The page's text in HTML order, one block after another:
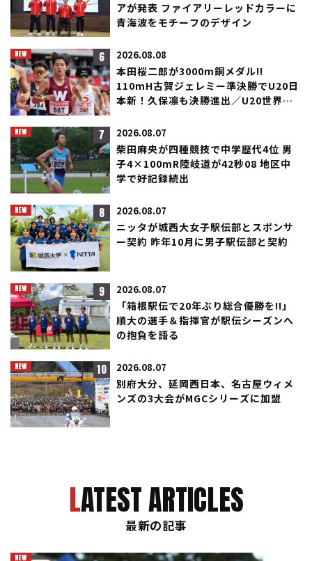
アが発表 ファイアリーレッドカラーに
青海波をモチーフのデザイン
6 2026.08.08
本田桜二郎が3000m銅メダル!!
110mH古賀ジェレミー準決勝でU20日
本新！久保凛も決勝進出／U20世界選
7 2026.08.07
柴田麻央が四種競技で中学歴代4位 男
子4×100mR陸岐道が42秒08 地区中
学で好記録続出
8 2026.08.07
ニッタが城西大女子駅伝部とスポンサ
ー契約 昨年10月に男子駅伝部と契約
9 2026.08.07
「箱根駅伝で20年ぶり総合優勝を!!」
順大の選手＆指揮官が駅伝シーズンへ
の抱負を語る
10 2026.08.07
別府大分、延岡西日本、名古屋ウィメ
ンズの3大会がMGCシリーズに加盟
LATEST ARTICLES
最新の記事